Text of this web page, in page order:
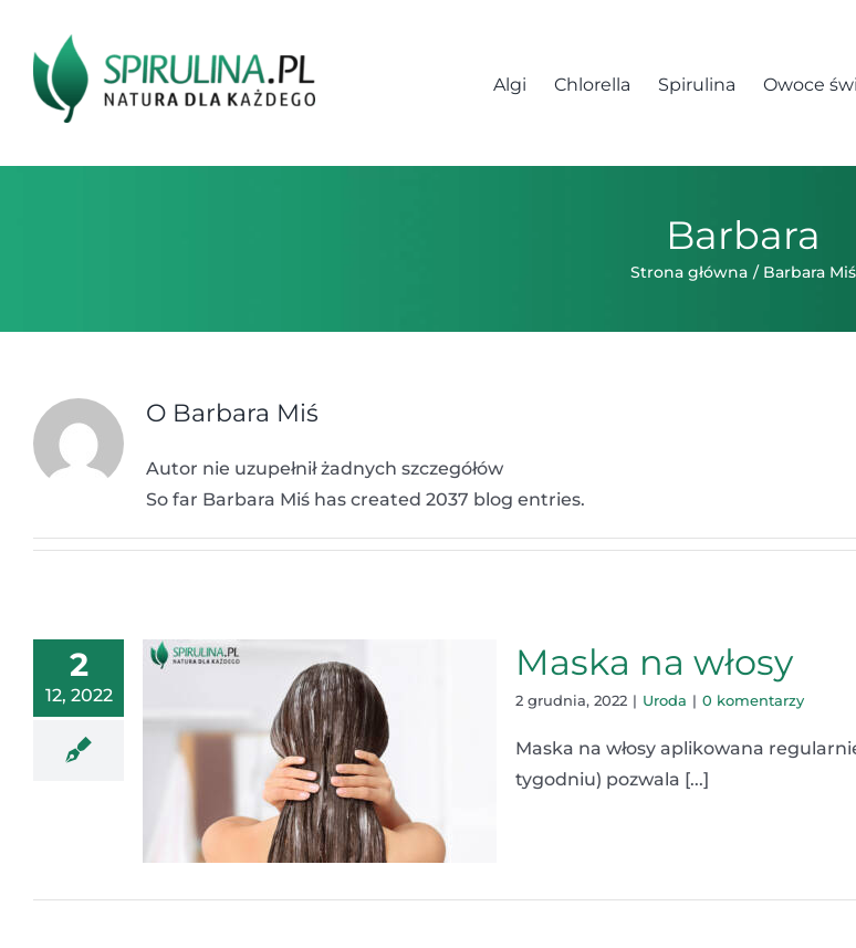
zawartości
Algi Chlorella Spirulina Owoce
Barbara
Strona główna Barbara Miś
O Barbara Miś
Autor nie uzupełnił żadnych szczegółów
So far Barbara Miś has created 2037 blog entries.
2
12, 2022
Maska na włosy
2 grudnia, 2022 | Uroda | 0 komentarzy
Maska na włosy aplikowana
tygodniu) pozwala [...]